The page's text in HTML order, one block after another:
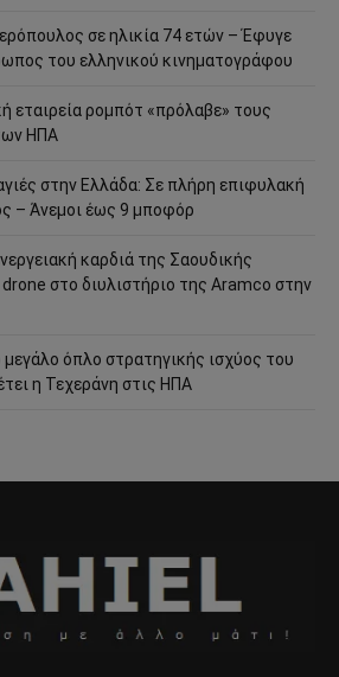
σε ηλικία 74 ετών – Έφυγε
του ελληνικού κινηματογράφου
εταιρεία ρομπότ «πρόλαβε» τους
ΗΠΑ
στην Ελλάδα: Σε πλήρη επιφυλακή
– Άνεμοι έως 9 μποφόρ
καρδιά της Σαουδικής
στο διυλιστήριο της Aramco στην
όπλο στρατηγικής ισχύος του
η Τεχεράνη στις ΗΠΑ